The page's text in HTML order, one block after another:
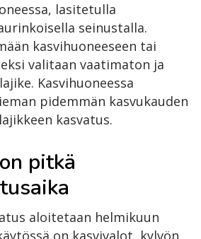
lasitetulla
seinustalla.
kasvihuoneeseen tai
valitaan vaatimaton ja
Kasvihuoneessa
pidemmän kasvukauden
kasvatus.
pitkä
aloitetaan helmikuun
on kasvivalot, kylvön